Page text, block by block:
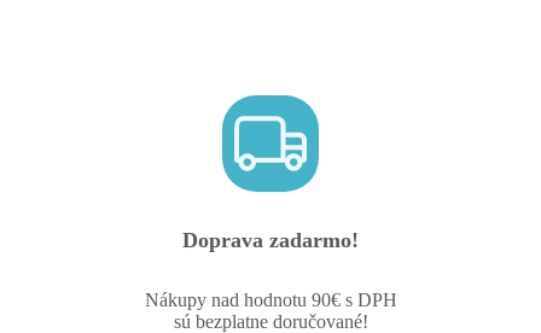
Doprava zadarmo!
Nákupy nad hodnotu 90€ s DPH
sú bezplatne doručované!